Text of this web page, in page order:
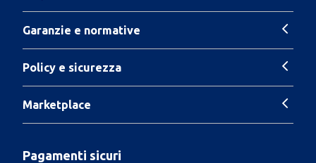
Garanzie e normative
Policy e sicurezza
Marketplace
Pagamenti sicuri